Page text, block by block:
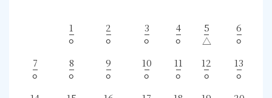
1
⚪︎
2
⚪︎
3
⚪︎
4
⚪︎
5
△
6
⚪︎
7
⚪︎
8
⚪︎
9
⚪︎
10
⚪︎
11
⚪︎
12
⚪︎
13
⚪︎